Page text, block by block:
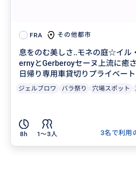
FRA その他都市
息をのむ美しさ..モネの庭☆イル
ernyとGerberoyセーヌ上流に癒
日帰り専用車貸切りプライベー
ジェルブロワ バラ祭り 穴場スポット
8h 1〜3人
3名で利用